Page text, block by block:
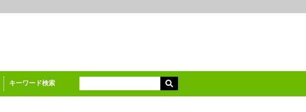
キーワード検索